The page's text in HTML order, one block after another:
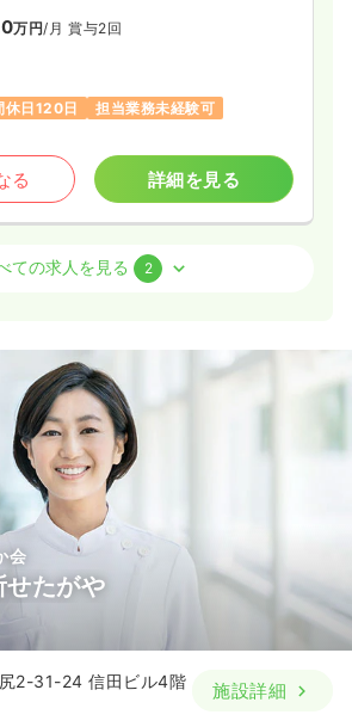
担当業務未経験可
一時募集休止
（休憩60分）
以上
る
クリニック
万円/月 賞与2回
休日120日
担当業務未経験可
る 詳細を見る
賞与2ヶ月
（休憩60分）
休日120日
る
） 一時募集休止
ての求人を見る 2
会
せたがや
2-31-24 信田ビル4階
施設詳細